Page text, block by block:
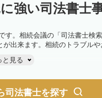
強い司法書士
。相続会議の「司法書士検
出来ます。相続のトラブル
と見る
司法書士を探す